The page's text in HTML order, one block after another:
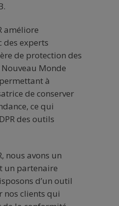
améliore
des experts
de protection des
Monde
à
de conserver
ce qui
des outils
nous avons un
un partenaire
d’un outil
clients qui